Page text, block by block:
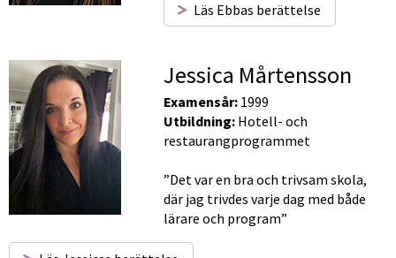
Läs Ebbas berättelse
Jessica Mårtensson
Examensår: 1999
Utbildning: Hotell- och
restaurangprogrammet
”Det var en bra och trivsam skola,
där jag trivdes varje dag med både
lärare och program”